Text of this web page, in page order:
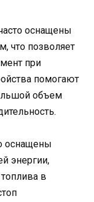
оснащены
что позволяет
при
помогают
объем
оснащены
энергии,
в